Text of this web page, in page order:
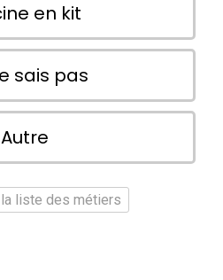
en kit
sais pas
Autre
la liste des métiers